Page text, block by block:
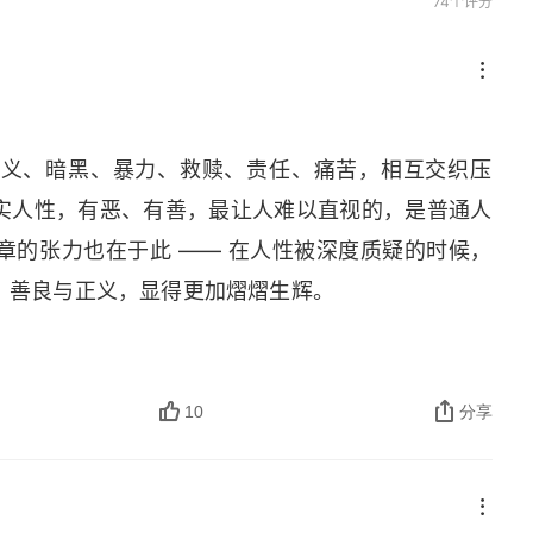
、暗黑、暴力、救赎、责任、痛苦，相互交织压
性，有恶、有善，最让人难以直视的，是普通人
的张力也在于此 —— 在人性被深度质疑的时候，
良与正义，显得更加熠熠生辉。
10 分享